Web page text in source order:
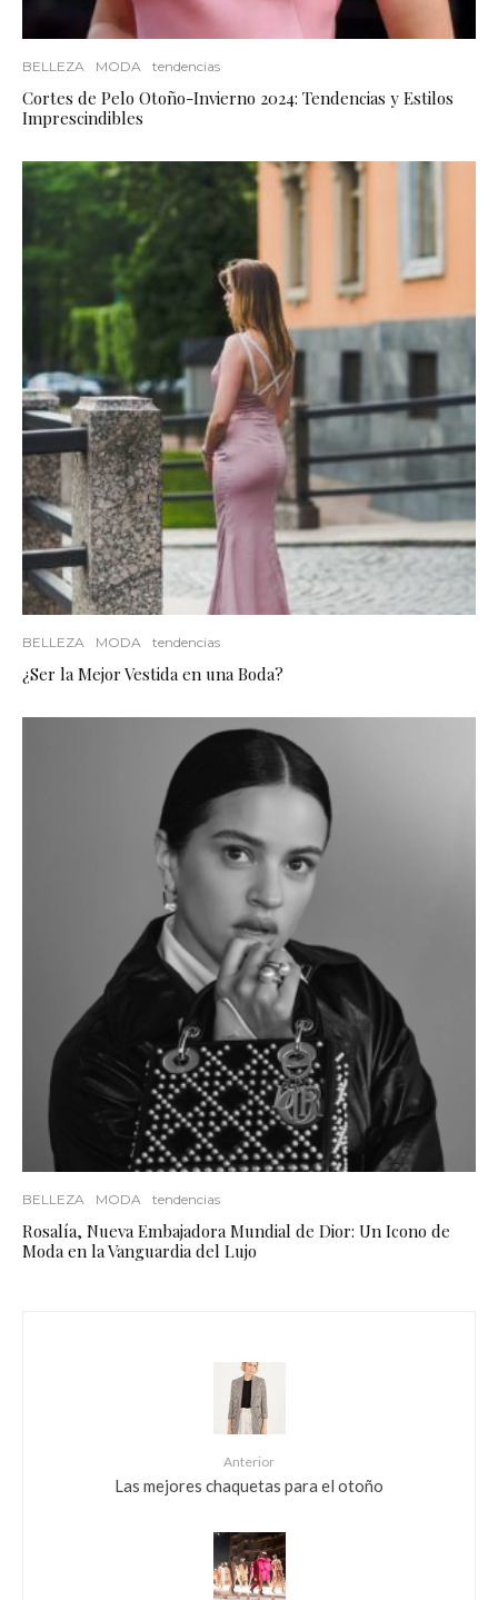
BELLEZA MODA tendencias
Cortes de Pelo Otoño-Invierno 2024: Tendencias y Estilos
Imprescindibles
BELLEZA MODA tendencias
¿Ser la Mejor Vestida en una Boda?
BELLEZA MODA tendencias
Rosalía, Nueva Embajadora Mundial de Dior: Un Icono de
Moda en la Vanguardia del Lujo
Anterior
Las mejores chaquetas para el otoño